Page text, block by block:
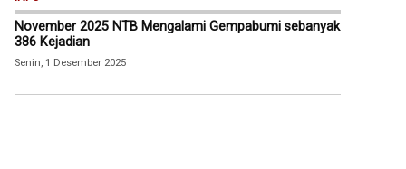
November 2025 NTB Mengalami Gempabumi sebanyak
386 Kejadian
Senin, 1 Desember 2025